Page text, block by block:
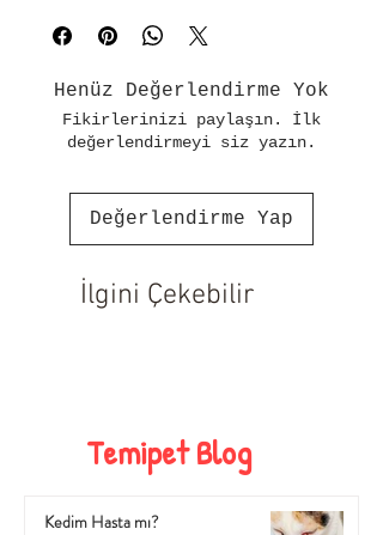
kullanım için idealdir
ortadan kaldırır
Kolay temizlenebilir özelliği
sayesinde, köpeğinizin tasmayı her
tutabilirsiniz
Şık ve modern tasarımı ile hem
köpeğinizin hem de sahibinin
Henüz Değerlendirme Yok
Fikirlerinizi paylaşın. İlk
değerlendirmeyi siz yazın.
Değerlendirme Yap
İlgini Çekebilir
Temipet Blog
Kedim Hasta mı?